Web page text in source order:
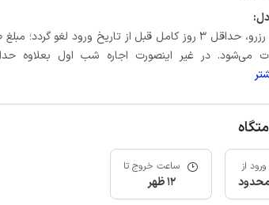
در غیر اینصورت اجاره شب اول بعلاوه حداکثر 15 درصد شب‌های باقیمانده کسر
از ساعت خروج تا
12 ظهر